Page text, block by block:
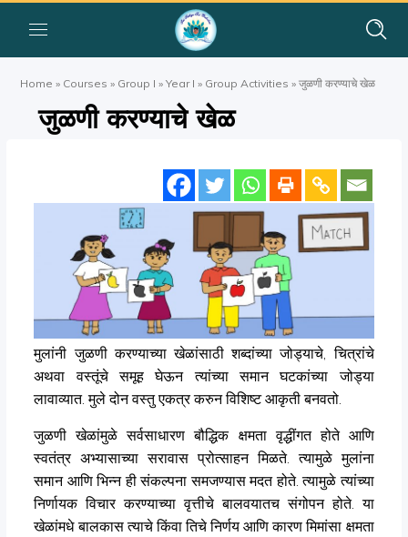
Home » Courses » Group I »Year I » Group Activities »जुळणी करण्याचे खेळ
जुळणी करण्याचे खेळ
मुलांनी जुळणी करण्याच्या खेळांसाठी शब्दांच्या जोड्याचे, चित्रांचे
अथवा वस्तूंचे समूह घेऊन त्यांच्या समान घटकांच्या जोड्या
लावाव्यात. मुले दोन वस्तु एकत्र करुन विशिष्ट आकृती बनवतो.
जुळणी खेळांमुळे सर्वसाधारण बौद्धिक क्षमता वृद्धींगत होते आणि
स्वतंत्र अभ्यासाच्या सरावास प्रोत्साहन मिळते. त्यामुळे मुलांना
समान आणि भिन्न ही संकल्पना समजण्यास मदत होते. त्यामुळे त्यांच्या
निर्णायक विचार करण्याच्या वृत्तीचे बालवयातच संगोपन होते. या
खेळांमधे बालकास त्याचे किंवा तिचे निर्णय आणि कारण मिमांसा क्षमता